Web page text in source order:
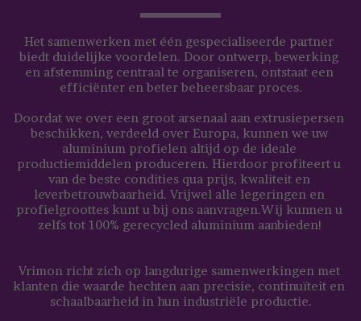
Het samenwerken met één gespecialiseerde partner
biedt duidelijke voordelen. Door ontwerp, bewerking
en afstemming centraal te organiseren, ontstaat een
efficiënter en beter beheersbaar proces.
Doordat we over een groot arsenaal aan extrusiepersen
beschikken, verdeeld over Europa, kunnen we uw
aluminium profielen altijd op de ideale
productiemiddelen produceren. Hierdoor profiteert u
van de beste condities qua prijs, kwaliteit en
leverbetrouwbaarheid. Vrijwel alle legeringen en
profielgroottes kunt u bij ons aanvragen.Wij kunnen u
zelfs tot 100% gerecycled aluminium aanbieden!
Vrimon richt zich op langdurige samenwerkingen met
klanten die waarde hechten aan precisie, continuïteit en
schaalbaarheid in hun industriële productie.